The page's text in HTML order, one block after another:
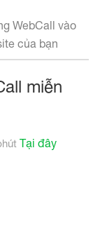
WebCall vào
của bạn
miễn
Tại đây